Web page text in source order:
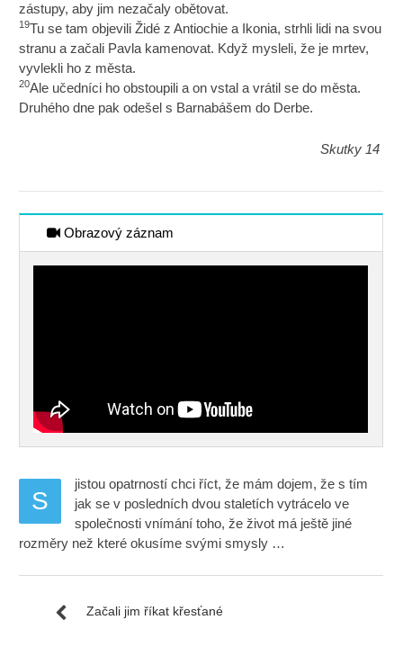
zástupy, aby jim nezačaly obětovat.
19Tu se tam objevili Židé z Antiochie a Ikonia, strhli lidi na svou
stranu a začali Pavla kamenovat. Když mysleli, že je mrtev,
vyvlekli ho z města.
20Ale učedníci ho obstoupili a on vstal a vrátil se do města.
Druhého dne pak odešel s Barnabášem do Derbe.
Skutky 14
Obrazový záznam
S
jistou opatrností chci říct, že mám dojem, že s tím
jak se v posledních dvou staletích vytrácelo ve
společnosti vnímání toho, že život má ještě jiné
rozměry než které okusíme svými smysly …
Začali jim říkat křesťané